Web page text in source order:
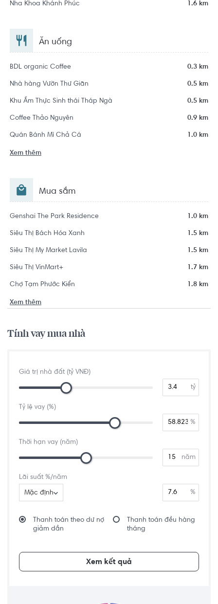
Nha Khoa Khánh Phúc 1.6 km
Ăn uống
BDL organic Coffee 0.3 km
Nhà hàng Vườn Thư Giãn 0.5 km
Khu Ẩm Thực Sinh thái Tháp Ngà 0.5 km
Coffee Thảo Nguyên 0.9 km
Quán Bánh Mì Chả Cá 1.0 km
Xem thêm
Mua sắm
Genshai The Park Residence 1.0 km
Siêu Thị Bách Hóa Xanh 1.5 km
Siêu Thị My Market Lavila 1.5 km
Siêu Thị VinMart+ 1.7 km
Chợ Tạm Phước Kiển 1.8 km
Xem thêm
Tính vay mua nhà
Giá trị nhà đất (tỷ VNĐ)
tỷ
Tỷ lệ vay (%)
%
Thời hạn vay (năm)
năm
Lãi suất %/năm
Mặc định %
Thanh toán theo dư nợ
giảm dần
Thanh toán đều hàng
tháng
Xem kết quả